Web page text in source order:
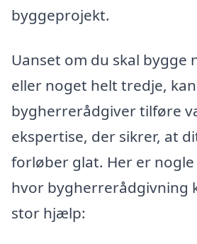
byggeprojekt.
Uanset om du skal bygge
eller noget helt tredje,
bygherrerådgiver tilføre
ekspertise, der sikrer, at
forløber glat. Her er nogle
hvor bygherrerådgivning
stor hjælp: